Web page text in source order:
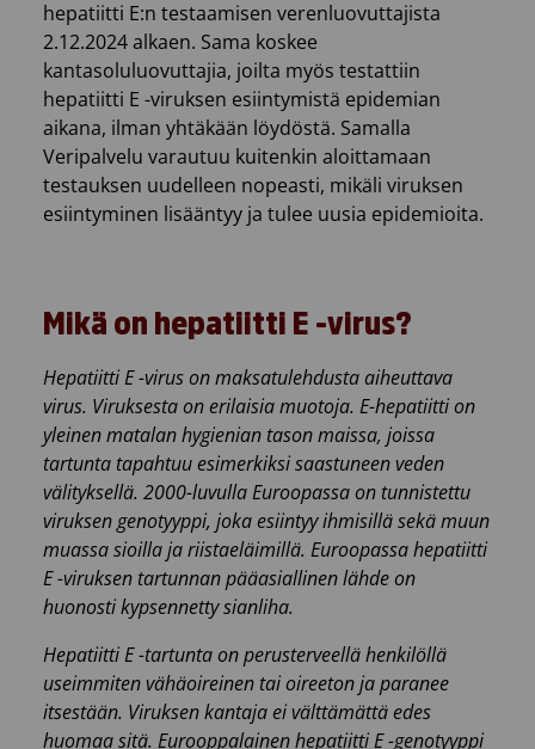
hepatiitti E:n testaamisen verenluovuttajista
2.12.2024 alkaen. Sama koskee
kantasoluluovuttajia, joilta myös testattiin
hepatiitti E -viruksen esiintymistä epidemian
aikana, ilman yhtäkään löydöstä. Samalla
Veripalvelu varautuu kuitenkin aloittamaan
testauksen uudelleen nopeasti, mikäli viruksen
esiintyminen lisääntyy ja tulee uusia epidemioita.
Mikä on hepatiitti E -virus?
Hepatiitti E -virus on maksatulehdusta aiheuttava
virus. Viruksesta on erilaisia muotoja. E-hepatiitti on
yleinen matalan hygienian tason maissa, joissa
tartunta tapahtuu esimerkiksi saastuneen veden
välityksellä. 2000-luvulla Euroopassa on tunnistettu
viruksen genotyyppi, joka esiintyy ihmisillä sekä muun
muassa sioilla ja riistaeläimillä. Euroopassa hepatiitti
E -viruksen tartunnan pääasiallinen lähde on
huonosti kypsennetty sianliha.
Hepatiitti E -tartunta on perusterveellä henkilöllä
useimmiten vähäoireinen tai oireeton ja paranee
itsestään. Viruksen kantaja ei välttämättä edes
huomaa sitä. Eurooppalainen hepatiitti E -genotyyppi